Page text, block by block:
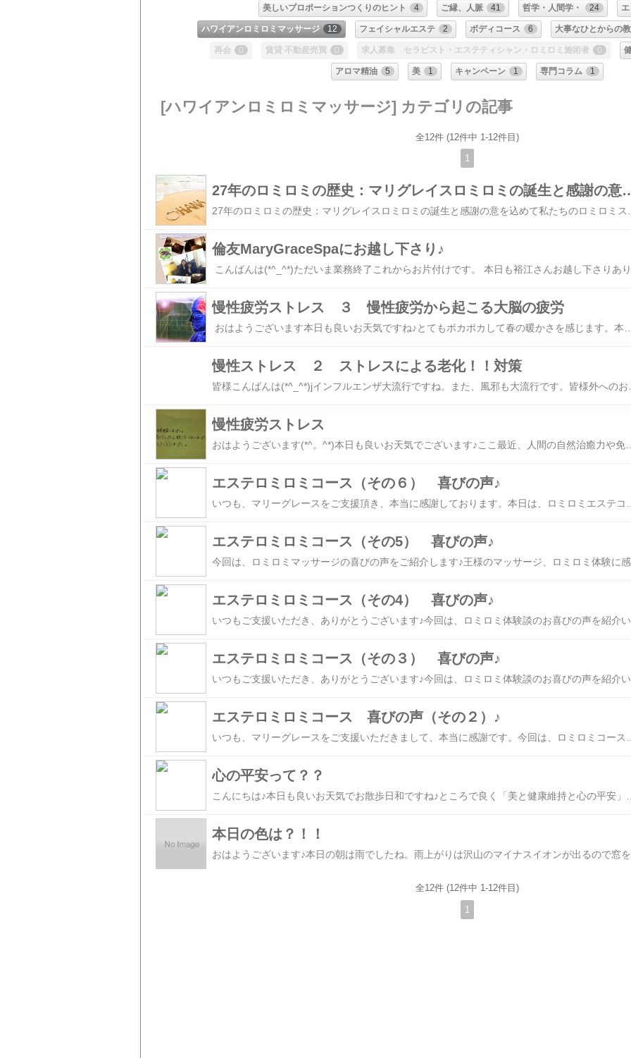
美しいプロポーションつくりのヒント 4 ご縁、人脈 41 哲学・人間学・ 24
ハワイアンロミロミマッサージ 12 フェイシャルエステ 2 ボディコース 6 大事なひとからの教
再会 0 賃貸 不動産売買 0 求人募集 セラピスト・エステティシャン・ロミロミ施術者 0
アロマ精油 5 美 1 キャンペーン 1 専門コラム 1
[ハワイアンロミロミマッサージ] カテゴリの記事
全12件 (12件中 1-12件目)
1
27年のロミロミの歴史：マリグレイス
倫友MaryGraceSpaにお越し下さり♪
慢性疲労ストレス ３ 慢性疲労から起こる大脳の疲労
慢性ストレス ２ ストレスによる老化！！対策
慢性疲労ストレス
おはようございます(*^。^*)本日も良いお天気でございます♪ここ最近、人間の自然治癒力や免疫力に驚かされます！！人間の細胞は無限だなと＼(゜ロ＼)(／ロ゜)／驚かされます。今現代は、慢性ストレスで多くの方が悩まされ、それらによって、免疫力低下や自然治癒力も判断能力も低下ストレスにより、精神障害や、細胞の機能低下など多くの問題を引き起こしさらに悩みを抱えて慢性疲労状態が加速。重い病気へのしばしば足がかりとなると聞きます。インフルエンザ感染も元気な精神、健康な身体でしたら免疫力が高ければ感染もしにくいとも聞きます。「魔がさす」感じ！！魔がさしてストレスによる油断がウィルス侵入まるで悪魔が心に入りこんだように、一瞬判断や行動を誤る。出来心を起こす。ではないですが、ストレス脳が一瞬の判断で誤る感じに、にているのかな。ここ最近お聞きしましたお話をシェアいたしますね。私たちの身体細胞は、６０兆もの細胞からできているとも聞きます。内臓から骨から、皮膚、爪すべていたるところから細胞からなっています。さらに驚くことが細胞は年を取らないと聞きます。驚きです！！さらに７年おきに私たちの身体のあらゆる細胞が完全に入れ替わるとききます。特に身近で皆様がご存じなのは皮膚の真皮は７年サイクルとも言いますね。簡単に言えば、シミになったものをきちんとケアし続けたら、シミも７年後には、改善するのですね(*^。^*)７年サイクルで、まったく新しい細胞が生まれ変わるので、本来の人間の生命も長生きする生き物であるととも聞きます。ではなぜ老化や退化するのか？それは簡単、細胞に必要とする栄養が足りないのが現状それだけではないのですが私たちが食べる食品の中に、加工食品や化学製品、毒素、殺虫剤、汚染物質、人口着色人口の味、人口甘味料などのものから、私たちの細胞は、痛みつけられることも皆様ご存じかと思います。今は多くの方もご存じのように薬による、副作用など。それらのものが、老化を早めてしまう要因や細胞が傷つけられ、細胞の機能が低下してまうのでしょ。また、これらのものが精神障害や、慢性疲労を加速させてしまう要因にもなると聞きます。本日は、わたくし語りまね。これらのものから守ることは大事ですね。長文ですと皆様疲れてしまいますのでこれらのものから守る手段や、健康な身体つくりを次回にお話いたしますね。まずは、脳や心身の慢性疲労ストレス解消する手段の一つとしては、ハワイアンロミロミが人気がございます。先日もＡＮＡクラウンプラザホテル成田 内のＭａｒｙＧｒａｃｅ Ｓｐａから 新たなご縁がございました。フェイシャルとロミロミを受けましたお客様の感想をアップいたします。 またＳ様のお役に立てできますことをＭａｒｙＧｒａｃｅ一同お待ち申し上げます。「健康美、精神美、容姿美」とトータルビューティに皆様の「自然治癒力」「免疫力増進」にも取り組んでおります。 他ツイッターにも定期的につぶやこうと思います♪よろしかったら訪れてください♪https://twitter.com/sanadamarikoご自宅に帰るようにご自身の健康管理をかえる場としてもMaryGrace SPAご利用ください。にほんブログ村____________________________________________________________ブライダルエステ・エステサロン Mary Grace Japan〒286-0202FACEBOOKエステサロン マリーグレイスfacebookページメルマガ登録美と健康維持と心の平安を提供する愛のメルマガホテル提携先ANAクラウンプラザホテル成田内 MaryGrace SPAANAリッチモンドホテル成田 MaryGrace SPAホテルグリーンタワー幕張 MaryGrace SPAビューホテル成田様 ＭａｒｙＧｒａｃｅ ＳＰＡ提携 MaryGrace SpaURL: http://www.mary-grace.com/Email: info@mary-grace.comいつもどこに行っても皆様の健康を心よりいつも祈念しております。MaryGrace一同
エステロミロミコース（その６） 喜びの声♪
エステロミロミコース（その5） 喜びの声♪
今回は、ロミロミマッサージの喜びの声をご紹介します♪王様のマッサージ、ロミロミ体
エステロミロミコース（その4） 喜びの声♪
エステロミロミコース（その３） 喜びの声♪
エステロミロミコース 喜びの声（その２）♪
心の平安って？？
本日の色は？！！
全12件 (12件中 1-12件目)
1